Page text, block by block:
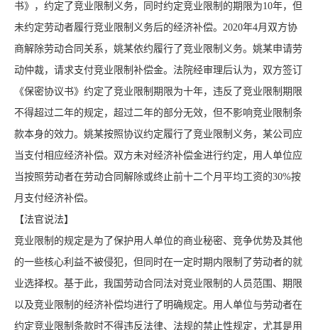
书》，约定了竞业限制义务，同时约定竞业限制的期限为10年，但
未约定劳动者履行竞业限制义务后的经济补偿。2020年4月双方协
商解除劳动合同关系，姚某依约履行了竞业限制义务。姚某申请劳
动仲裁，请求支付竞业限制补偿金。法院经审理后认为，双方签订
《保密协议书》约定了竞业限制期限为十年，违反了竞业限制期限
不得超过二年的规定，超过二年的部分无效，但不影响竞业限制条
款本身的效力。姚某按照协议约定履行了竞业限制义务，某公司应
当支付相应经济补偿。双方未对经济补偿金进行约定，用人单位应
当按照劳动者在劳动合同解除或终止前十二个月平均工资的30%按
月支付经济补偿。
【法官说法】
竞业限制的规定是为了保护用人单位的商业秘密、竞争优势及其他
的一些核心利益不被侵犯，但同时在一定时期内限制了劳动者的就
业选择权。基于此，我国劳动合同法对竞业限制的人员范围、期限
以及竞业限制的经济补偿均进行了明确规定。用人单位与劳动者在
约定竞业限制条款时不得违反法律、法规的禁止性规定，尤其是用